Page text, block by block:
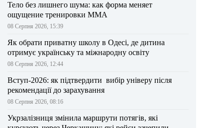
Тело без лишнего шума: как форма меняет
ощущение тренировки ММА
08 Серпня 2026, 15:39
Як обрати приватну школу в Одесі, де дитина
отримує українську та міжнародну освіту
08 Серпня 2026, 12:44
Вступ-2026: як підтвердити вибір універу після
рекомендації до зарахування
08 Серпня 2026, 08:16
Укрзалізниця змінила маршрути потягів, які